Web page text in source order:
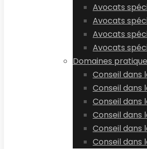
Avocats
Avocats
Avocats
Avocats
Domaines
Conseil dans
Conseil dans
Conseil dans
Conseil dans
Conseil dans
Conseil dans